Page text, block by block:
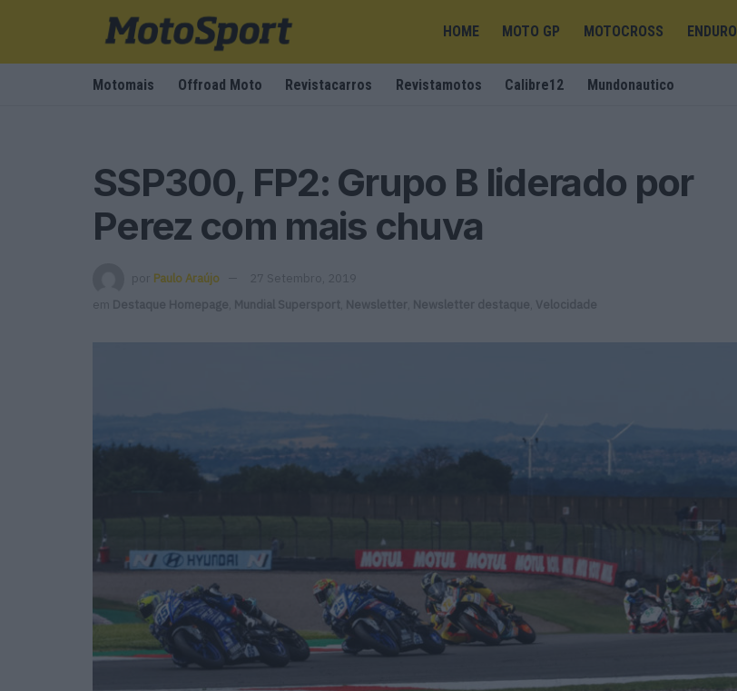
HOME MOTO GP MOTOCROSS ENDURO
Motomais Offroad Moto Revistacarros Revistamotos Calibre12 Mundonautico
SSP300, FP2: Grupo B liderado por
Perez com mais chuva
por Paulo Araújo
27 Setembro, 2019
em
Destaque Homepage Mundial Supersport Newsletter Newsletter destaque Velocidade